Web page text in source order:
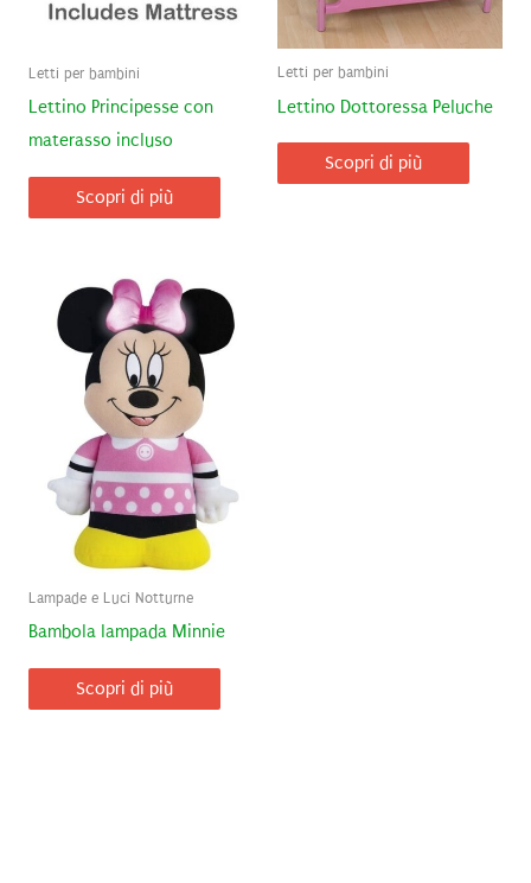
Letti per bambini
Lettino Principesse con
materasso incluso
Scopri di più
Letti per bambini
Lettino Dottoressa Peluche
Scopri di più
Lampade e Luci Notturne
Bambola lampada Minnie
Scopri di più